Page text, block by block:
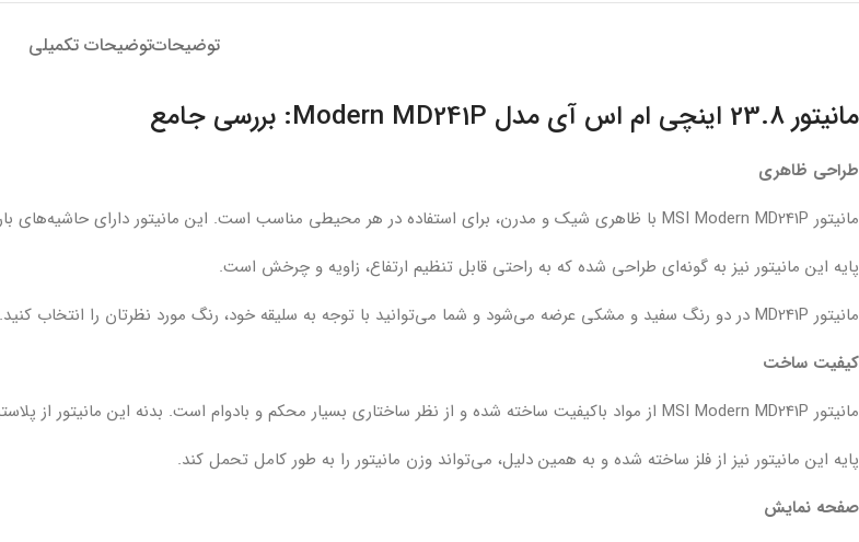
لپ تاپ IdeaPad 1
لپ تاپ IdeaPad 3
لپ تاپ IdeaPad 5
لپ تاپ LOQ
لپ تاپ ThinkBook
لپ تاپ ThinkPad
لپ تاپ V15
توضیحاتتوضیحات تکمیلی
مانیتور 23.8 اینچی ام اس آی مدل Modern MD241P: بررسی جامع
طراحی ظاهری
مانیتور MSI Modern MD241P با ظاهری شیک و مدرن، برای استفاده در هر محیطی مناسب است. این مانیتور دارای حاشیه‌های باریکی در اطراف صفحه نمایش است که به شما حس غوطه‌وری بیشتر در تصاویر را می‌دهد.
پایه این مانیتور نیز به گونه‌ای طراحی شده که به راحتی قابل تنظیم ارتفاع، زاویه و چرخش است.
مانیتور MD241P در دو رنگ سفید و مشکی عرضه می‌شود و شما می‌توانید با توجه به سلیقه خود، رنگ مورد نظرتان را انتخاب کنید.
کیفیت ساخت
مانیتور MSI Modern MD241P از مواد باکیفیت ساخته شده و از نظر ساختاری بسیار محکم و بادوام است. بدنه این مانیتور از پلاستیک سخت ABS ساخته شده که در برابر خط و خش و ضربه مقاوم است.
پایه این مانیتور نیز از فلز ساخته شده و به همین دلیل، می‌تواند وزن مانیتور را به طور کامل تحمل کند.
صفحه نمایش